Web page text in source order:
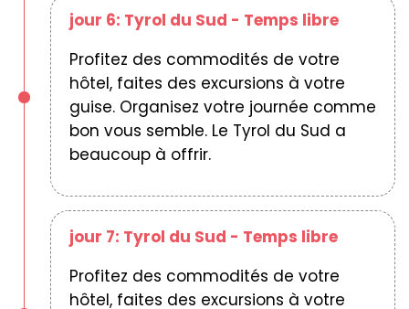
jour 6: Tyrol du Sud - Temps libre
Profitez des commodités de votre
hôtel, faites des excursions à votre
guise. Organisez votre journée comme
bon vous semble. Le Tyrol du Sud a
beaucoup à offrir.
jour 7: Tyrol du Sud - Temps libre
Profitez des commodités de votre
hôtel, faites des excursions à votre